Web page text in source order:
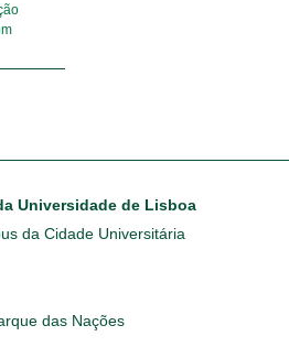
Universidade de Lisboa
da Cidade Universitária
das Nações